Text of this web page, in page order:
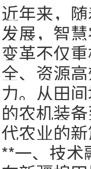
近年来，
发展，智
变革不仅
全、资源
力。从田
的农机装
代农业的
**一、技